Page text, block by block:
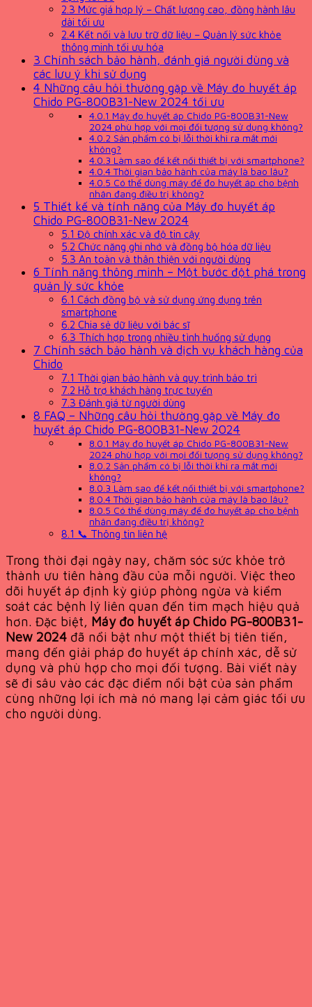
2.3 Mức giá hợp lý – Chất lượng cao, đồng hành lâu
dài tối ưu
2.4 Kết nối và lưu trữ dữ liệu – Quản lý sức khỏe
thông minh tối ưu hóa
3 Chính sách bảo hành, đánh giá người dùng và
các lưu ý khi sử dụng
4 Những câu hỏi thường gặp về Máy đo huyết áp
Chido PG-800B31-New 2024 tối ưu
4.0.1 Máy đo huyết áp Chido PG-800B31-New
2024 phù hợp với mọi đối tượng sử dụng không?
4.0.2 Sản phẩm có bị lỗi thời khi ra mắt mới
không?
4.0.3 Làm sao để kết nối thiết bị với smartphone?
4.0.4Thời gian bảo hành của máy là bao lâu?
4.0.5 Có thể dùng máy để đo huyết áp cho bệnh
nhân đang điều trị không?
5 Thiết kế và tính năng của Máy đo huyết áp
Chido PG-800B31-New 2024
5.1 Độ chính xác và độ tin cậy
5.2 Chức năng ghi nhớ và đồng bộ hóa dữ liệu
5.3 An toàn và thân thiện với người dùng
6 Tính năng thông minh – Một bước đột phá trong
quản lý sức khỏe
6.1 Cách đồng bộ và sử dụng ứng dụng trên
smartphone
6.2 Chia sẻ dữ liệu với bác sĩ
6.3 Thích hợp trong nhiều tình huống sử dụng
7 Chính sách bảo hành và dịch vụ khách hàng của
Chido
7.1 Thời gian bảo hành và quy trình bảo trì
7.2 Hỗ trợ khách hàng trực tuyến
7.3 Đánh giá từ người dùng
8 FAQ – Những câu hỏi thường gặp về Máy đo
huyết áp Chido PG-800B31-New 2024
8.0.1 Máy đo huyết áp Chido PG-800B31-New
2024 phù hợp với mọi đối tượng sử dụng không?
8.0.2 Sản phẩm có bị lỗi thời khi ra mắt mới
không?
8.0.3 Làm sao để kết nối thiết bị với smartphone?
8.0.4Thời gian bảo hành của máy là bao lâu?
8.0.5 Có thể dùng máy để đo huyết áp cho bệnh
nhân đang điều trị không?
8.1 📞 Thông tin liên hệ
Trong thời đại ngày nay, chăm sóc sức khỏe trở
thành ưu tiên hàng đầu của mỗi người. Việc theo
dõi huyết áp định kỳ giúp phòng ngừa và kiểm
soát các bệnh lý liên quan đến tim mạch hiệu quả
hơn. Đặc biệt, Máy đo huyết áp Chido PG-800B31-
New 2024 đã nổi bật như một thiết bị tiên tiến,
mang đến giải pháp đo huyết áp chính xác, dễ sử
dụng và phù hợp cho mọi đối tượng. Bài viết này
sẽ đi sâu vào các đặc điểm nổi bật của sản phẩm
cùng những lợi ích mà nó mang lại cảm giác tối ưu
cho người dùng.